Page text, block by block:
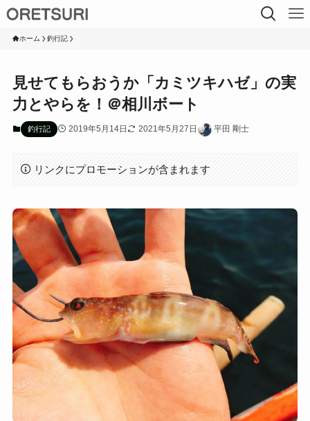
ホーム 釣行記
見せてもらおうか「カミツキハゼ」の実
力とやらを！＠相川ボート
釣行記 2019年5月14日 2021年5月27日 平田 剛士
リンクにプロモーションが含まれます